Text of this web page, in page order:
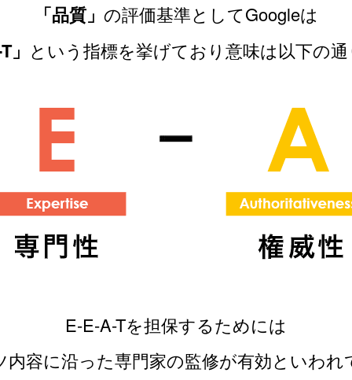
「品質」 の評価基準としてGoogleは
という指標を挙げており意味は以下の
E-E-A-Tを担保するためには
内容に沿った専門家の監修が有効といわれ